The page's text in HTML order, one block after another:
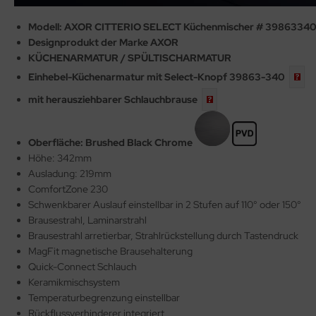
Modell: AXOR CITTERIO SELECT Küchenmischer # 39863340
Designprodukt der Marke AXOR
KÜCHENARMATUR / SPÜLTISCHARMATUR
Einhebel-Küchenarmatur mit Select-Knopf 39863-340
mit herausziehbarer Schlauchbrause
Oberfläche: Brushed Black Chrome
Höhe: 342mm
Ausladung: 219mm
ComfortZone 230
Schwenkbarer Auslauf einstellbar in 2 Stufen auf 110° oder 150°
Brausestrahl, Laminarstrahl
Brausestrahl arretierbar, Strahlrückstellung durch Tastendruck
MagFit magnetische Brausehalterung
Quick-Connect Schlauch
Keramikmischsystem
Temperaturbegrenzung einstellbar
Rückflussverhinderer integriert